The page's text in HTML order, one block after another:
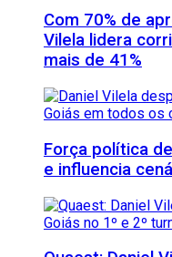
Com 70% de
Vilela lidera
mais de 41%
Força política
e influencia